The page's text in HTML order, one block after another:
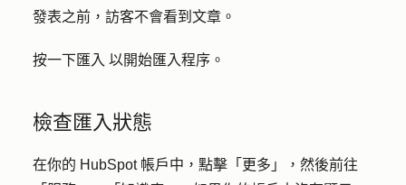
發表之前，訪客不會看到文章。
按一下匯入 以開始匯入程序。
檢查匯入狀態
在你的 HubSpot 帳戶中，點擊 「更多」
，然後前往